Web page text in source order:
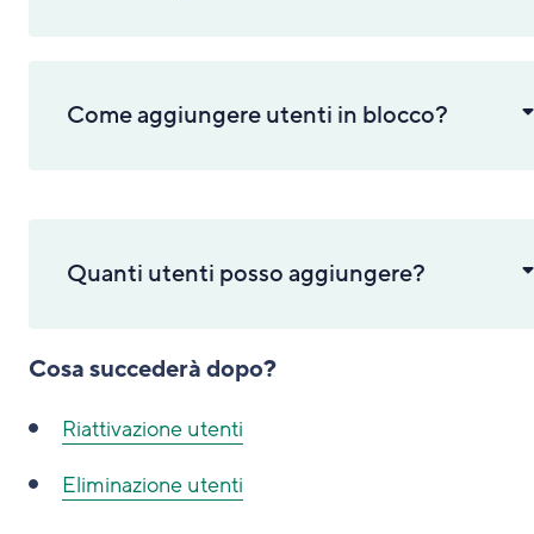
Come aggiungere utenti in blocco?
Quanti utenti posso aggiungere?
Cosa succederà dopo?
Riattivazione utenti
Eliminazione utenti